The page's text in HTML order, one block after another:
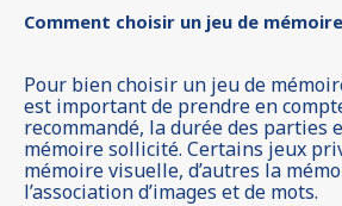
Comment choisir un jeu de
Pour bien choisir un jeu de
est important de prendre en
recommandé, la durée des parties
mémoire sollicité. Certains jeux
mémoire visuelle, d’autres la
l’association d’images et de mots.